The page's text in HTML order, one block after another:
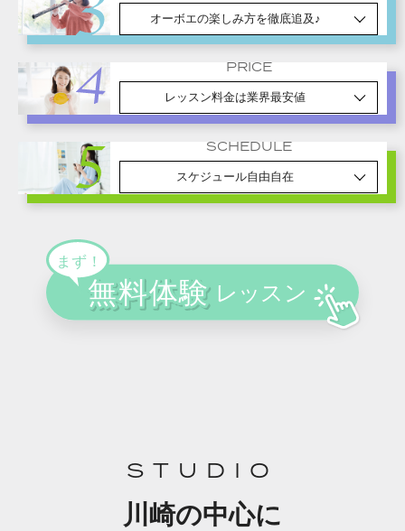
オーボエの楽しみ方を徹底追及♪
PRICE
レッスン料金は業界最安値
SCHEDULE
スケジュール自由自在
STUDIO
川崎の中心に